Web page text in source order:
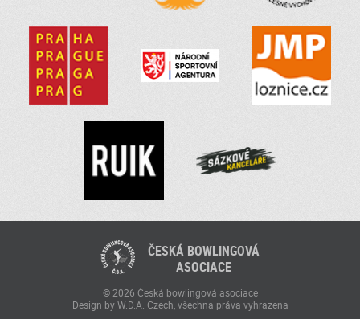
ČESKÁ BOWLINGOVÁ
ASOCIACE
© 2026 Česká bowlingová asociace
Design by W.D.A. Czech, všechna práva vyhrazena